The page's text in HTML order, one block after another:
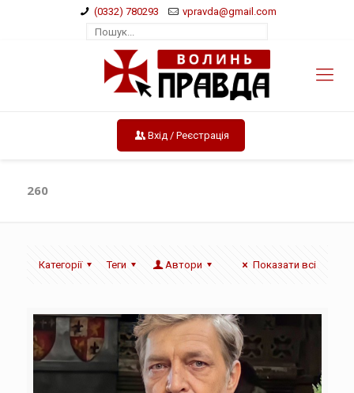
(0332) 780293 vpravda@gmail.com
Вхід / Реєстрація
260
Категорії Теги Автори Показати всі